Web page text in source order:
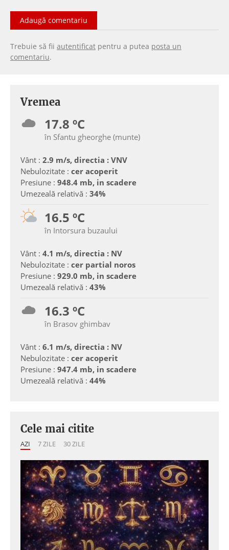
Adaugă comentariu
Trebuie să fii autentificat pentru a putea posta un
comentariu.
Vremea
17.8 ºC
în Sfantu gheorghe (munte)
Vânt : 2.9 m/s, directia : VNV
Nebulozitate : cer acoperit
Presiune : 948.4 mb, in scadere
Umezeală relativă : 34%
16.5 ºC
în Intorsura buzaului
Vânt : 4.1 m/s, directia : NV
Nebulozitate : cer partial noros
Presiune : 929.0 mb, in scadere
Umezeală relativă : 43%
16.3 ºC
în Brasov ghimbav
Vânt : 6.1 m/s, directia : NV
Nebulozitate : cer acoperit
Presiune : 947.4 mb, in scadere
Umezeală relativă : 44%
Cele mai citite
AZI 7 ZILE 30 ZILE